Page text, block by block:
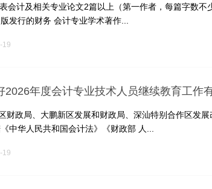
会计及相关专业论文2篇以上（第一作者，每篇字数不
发行的财务 会计专业学术著作...
19
2026年度会计专业技术人员继续教育工作
财政局、大鹏新区发展和财政局、深汕特别合作区发
华人民共和国会计法》《财政部 人...
19